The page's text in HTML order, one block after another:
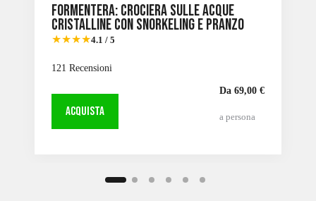
Formentera: Crociera sulle acque
cristalline con snorkeling e pranzo
★★★★4.1 / 5
121 Recensioni
ACQUISTA
Da 69,00 €
a persona